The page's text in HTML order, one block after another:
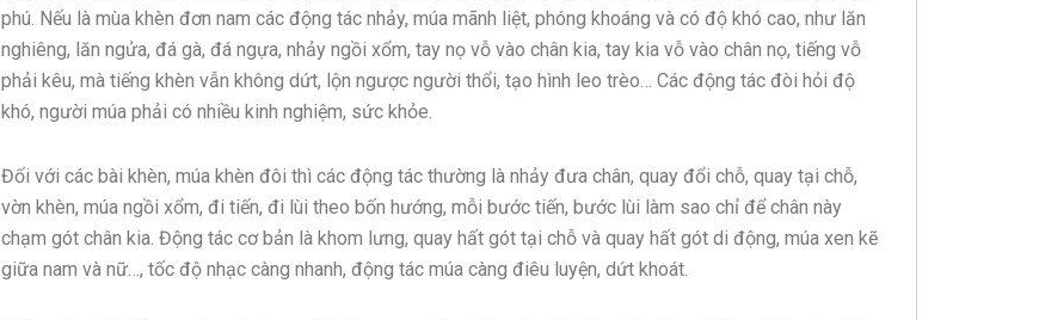
phú. Nếu là mùa khèn đơn nam các động tác nhảy, múa mãnh liệt, phóng khoáng và có độ khó cao, như lăn
nghiêng, lăn ngửa, đá gà, đá ngựa, nhảy ngồi xổm, tay nọ vỗ vào chân kia, tay kia vỗ vào chân nọ, tiếng vỗ
phải kêu, mà tiếng khèn vẫn không dứt, lộn ngược người thổi, tạo hình leo trèo… Các động tác đòi hỏi độ
khó, người múa phải có nhiều kinh nghiệm, sức khỏe.
Đối với các bài khèn, múa khèn đôi thì các động tác thường là nhảy đưa chân, quay đổi chỗ, quay tại chỗ,
vờn khèn, múa ngồi xổm, đi tiến, đi lùi theo bốn hướng, mỗi bước tiến, bước lùi làm sao chỉ để chân này
chạm gót chân kia. Động tác cơ bản là khom lưng, quay hất gót tại chỗ và quay hất gót di động, múa xen kẽ
giữa nam và nữ…, tốc độ nhạc càng nhanh, động tác múa càng điêu luyện, dứt khoát.